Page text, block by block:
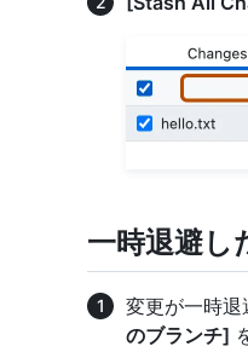
一時退避し
変更が一時
のブランチ]